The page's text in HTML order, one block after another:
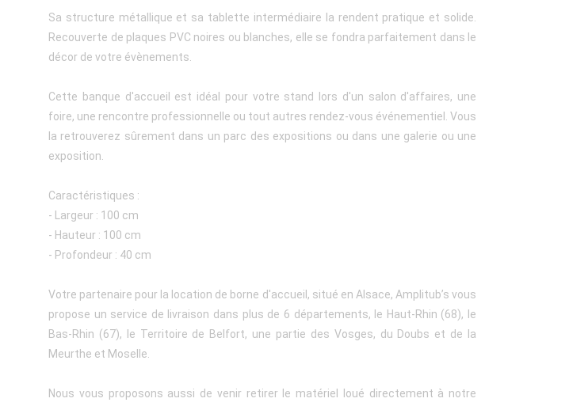
Sa structure métallique et sa tablette intermédiaire la rendent pratique et solide.
Recouverte de plaques PVC noires ou blanches, elle se fondra parfaitement dans le
décor de votre évènements.
Cette banque d'accueil est idéal pour votre stand lors d'un salon d'affaires, une
foire, une rencontre professionnelle ou tout autres rendez-vous événementiel. Vous
la retrouverez sûrement dans un parc des expositions ou dans une galerie ou une
exposition.
Caractéristiques :
- Largeur : 100 cm
- Hauteur : 100 cm
- Profondeur : 40 cm
Votre partenaire pour la location de borne d'accueil, situé en Alsace, Amplitub’s vous
propose un service de livraison dans plus de 6 départements, le Haut-Rhin (68), le
Bas-Rhin (67), le Territoire de Belfort, une partie des Vosges, du Doubs et de la
Meurthe et Moselle.
Nous vous proposons aussi de venir retirer le matériel loué directement à notre